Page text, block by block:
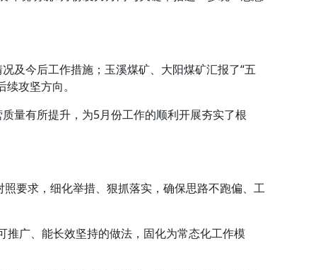
及今后工作措施；玉溪煤矿、大阳煤矿汇报了“五
攻坚方向。
量有所提升，为5月份工作的顺利开展夯实了根
要求，细化举措、狠抓落实，确保思路不跑偏、工
广、能长效坚持的做法，固化为常态化工作模